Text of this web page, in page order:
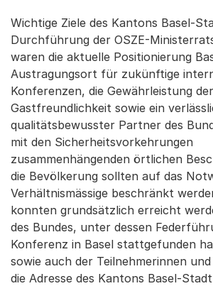
Wichtige Ziele des Kantons Basel-
Durchführung der OSZE-
waren die aktuelle Positionierung
Austragungsort für zukünftige
Konferenzen, die Gewährleistung
Gastfreundlichkeit sowie ein
qualitätsbewusster Partner des
mit den Sicherheitsvorkehrungen
zusammenhängenden örtlichen
die Bevölkerung sollten auf das
Verhältnismässige beschränkt
konnten grundsätzlich erreicht
des Bundes, unter dessen
Konferenz in Basel stattgefunden
sowie auch der Teilnehmerinnen
die Adresse des Kantons Basel-